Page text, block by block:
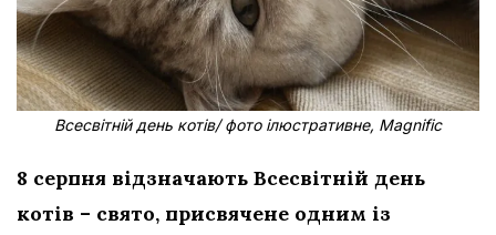
Всесвітній день котів/ фото ілюстративне, Magnific
8 серпня відзначають Всесвітній день
котів – свято, присвячене одним із